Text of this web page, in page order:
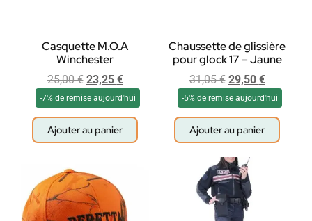
Casquette M.O.A
Winchester
25,00€ 23,25 €
-7% de remise aujourd'hui
Ajouter au panier
Chaussette de glissière
pour glock 17 – Jaune
31,05€ 29,50 €
-5% de remise aujourd'hui
Ajouter au panier